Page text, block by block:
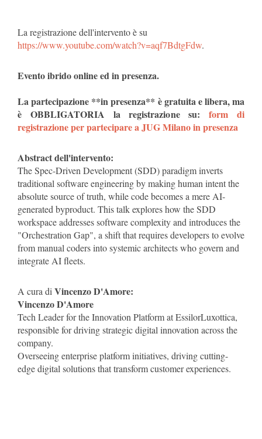
La registrazione dell'intervento è su
https://www.youtube.com/watch?v=aqf7BdtgFdw.
Evento ibrido online ed in presenza.
La partecipazione **in presenza** è gratuita e libera, ma
è OBBLIGATORIA la registrazione su:form di
registrazione per partecipare a JUG Milano in presenza
Abstract dell'intervento:
The Spec-Driven Development (SDD) paradigm inverts
traditional software engineering by making human intent the
absolute source of truth, while code becomes a mere AI-
generated byproduct. This talk explores how the SDD
workspace addresses software complexity and introduces the
"Orchestration Gap", a shift that requires developers to evolve
from manual coders into systemic architects who govern and
integrate AI fleets.
A cura di Vincenzo D'Amore:
Vincenzo D'Amore
Tech Leader for the Innovation Platform at EssilorLuxottica,
responsible for driving strategic digital innovation across the
company.
Overseeing enterprise platform initiatives, driving cutting-
edge digital solutions that transform customer experiences.